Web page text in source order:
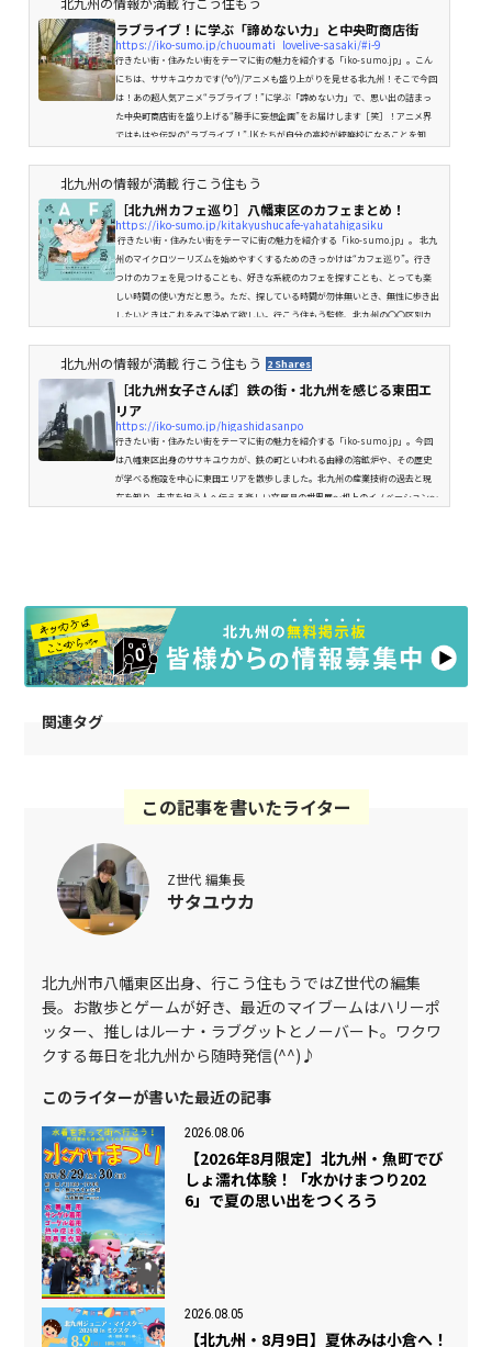
ラブライブ！に学ぶ「諦めない力」と中央町商店街
https://iko-sumo.jp/chuoumati_lovelive-sasaki/#i-9
行きたい街・住みたい街をテーマに街の魅力を紹介する「iko-sumo.jp」。こん
にちは、ササキユウカです(^o^)/アニメも盛り上がりを見せる北九州！そこで今回
は！あの超人気アニメ“ラブライブ！”に学ぶ「諦めない力」で、思い出の詰まっ
た中央町商店街を盛り上げる“勝手に妄想企画”をお届けします［笑］！アニメ界
ではもはや伝説の“ラブライブ！”JKたちが自分の高校が統廃校になることを知
北九州の情報が満載 行こう住もう
［北九州カフェ巡り］八幡東区のカフェまとめ！
https://iko-sumo.jp/kitakyushucafe-yahatahigasiku
行きたい街・住みたい街をテーマに街の魅力を紹介する「iko-sumo.jp」。 北九
州のマイクロツーリズムを始めやすくするためのきっかけは“カフェ巡り”。行き
つけのカフェを見つけることも、好きな系統のカフェを探すことも、とっても楽
しい時間の使い方だと思う。ただ、探している時間が勿体無いとき、無性に歩き出
したいときはこれをみて決めて欲しい。行こう住もう監修、北九州の〇〇区別カ
北九州の情報が満載 行こう住もう 2 Shares
［北九州女子さんぽ］鉄の街・北九州を感じる東田エ
リア
https://iko-sumo.jp/higashidasanpo
行きたい街・住みたい街をテーマに街の魅力を紹介する「iko-sumo.jp」。今回
は八幡東区出身のササキユウカが、鉄の町といわれる由縁の溶鉱炉や、その歴史
が学べる施設を中心に東田エリアを散歩しました。北九州の産業技術の過去と現
在を知り...未来を担う人へ伝える楽しい文房具の世界展～机上のイノベーション～
関連タグ
この記事を書いたライター
Z世代 編集長
サタユウカ
北九州市八幡東区出身、行こう住もうではZ世代の編集
長。お散歩とゲームが好き、最近のマイブームはハリーポ
ッター、推しはルーナ・ラブグットとノーバート。ワクワ
クする毎日を北九州から随時発信(^^)♪
このライターが書いた最近の記事
2026.08.06
【2026年8月限定】北九州・魚町でび
しょ濡れ体験！「水かけまつり202
6」で夏の思い出をつくろう
2026.08.05
【北九州・8月9日】夏休みは小倉へ！